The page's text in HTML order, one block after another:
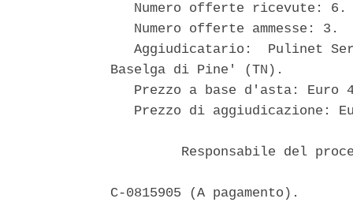
   Numero offerte ricevute: 6.
   Numero offerte ammesse: 3.
Aggiudicatario:  Pulinet
Baselga di Pine' (TN).
Prezzo a base d'asta: Euro
Prezzo di aggiudicazione:
Responsabile del